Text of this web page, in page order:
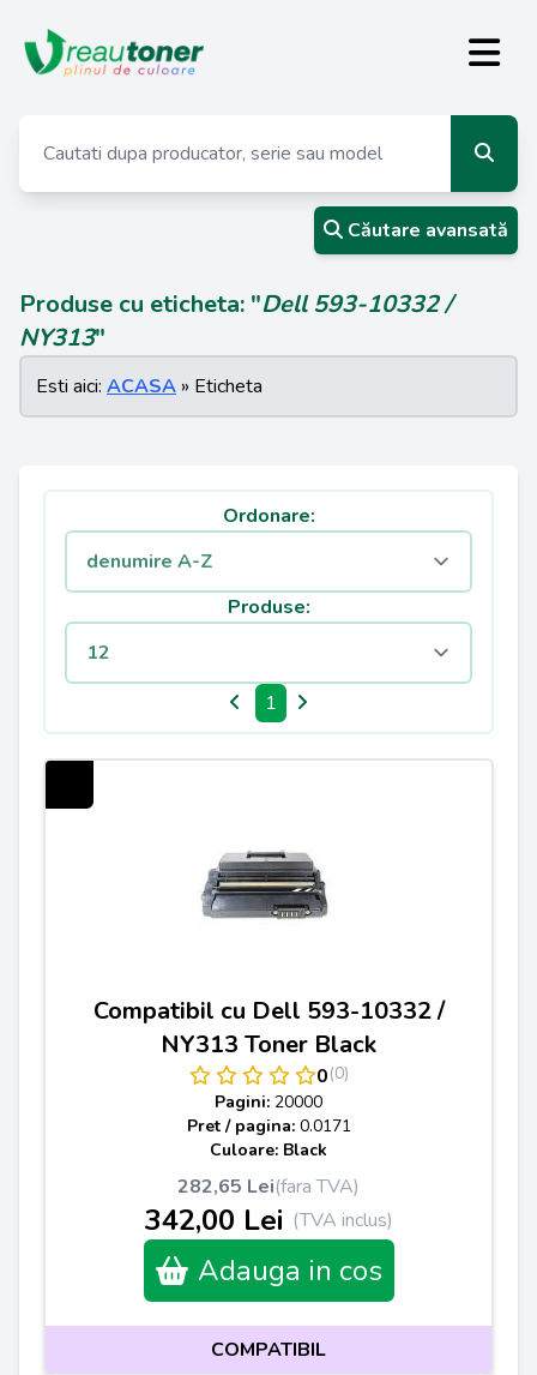
Căutare avansată
Produse cu eticheta: "Dell 593-10332 /
NY313"
Esti aici: ACASA » Eticheta
Ordonare:
Produse:
1
Compatibil cu Dell 593-10332 /
NY313 Toner Black
0(0)
Pagini: 20000
Pret / pagina: 0.0171
Culoare: Black
282,65 Lei(fara TVA)
342,00 Lei (TVA inclus)
Adauga in cos
COMPATIBIL